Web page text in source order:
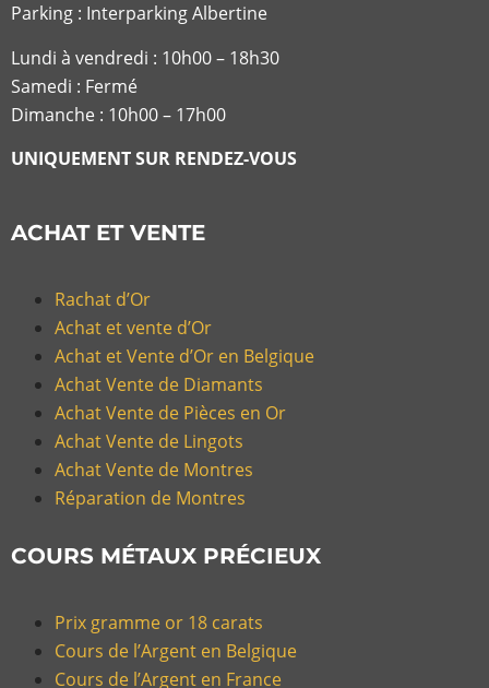
Parking : Interparking Albertine
Lundi à vendredi : 10h00 – 18h30
Samedi : Fermé
Dimanche : 10h00 – 17h00
UNIQUEMENT SUR RENDEZ-VOUS
ACHAT ET VENTE
Rachat d’Or
Achat et vente d’Or
Achat et Vente d’Or en Belgique
Achat Vente de Diamants
Achat Vente de Pièces en Or
Achat Vente de Lingots
Achat Vente de Montres
Réparation de Montres
COURS MÉTAUX PRÉCIEUX
Prix gramme or 18 carats
Cours de l’Argent en Belgique
Cours de l’Argent en France